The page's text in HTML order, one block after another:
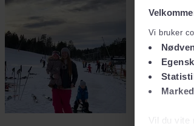
Vi bruker
Vil du vite